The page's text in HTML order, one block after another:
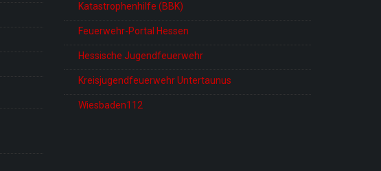
Katastrophenhilfe (BBK)
Feuerwehr-Portal Hessen
Hessische Jugendfeuerwehr
Kreisjugendfeuerwehr Untertaunus
Wiesbaden112